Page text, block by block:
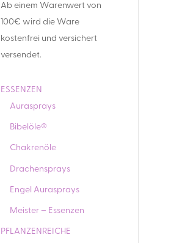
Ab einem Warenwert von
100€ wird die Ware
kostenfrei und versichert
versendet.
ESSENZEN
Aurasprays
Bibelöle®
Chakrenöle
Drachensprays
Engel Aurasprays
Meister – Essenzen
PFLANZENREICHE